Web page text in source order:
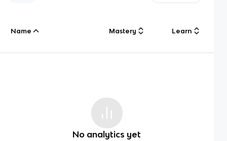
Name Mastery Learn
No analytics yet